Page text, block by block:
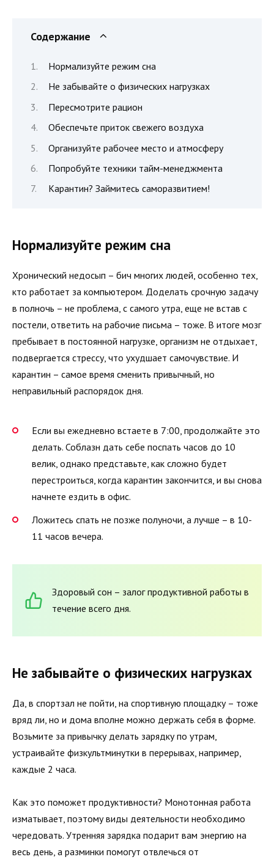
Содержание
Нормализуйте режим сна
Не забывайте о физических нагрузках
Пересмотрите рацион
Обеспечьте приток свежего воздуха
Организуйте рабочее место и атмосферу
Попробуйте техники тайм-менеджмента
Карантин? Займитесь саморазвитием!
Нормализуйте режим сна
Хронический недосып – бич многих людей, особенно тех,
кто работает за компьютером. Доделать срочную задачу
в полночь – не проблема, с самого утра, еще не встав с
постели, ответить на рабочие письма – тоже. В итоге мозг
пребывает в постоянной нагрузке, организм не отдыхает,
подвергается стрессу, что ухудшает самочувствие. И
карантин – самое время сменить привычный, но
неправильный распорядок дня.
Если вы ежедневно встаете в 7:00, продолжайте это
делать. Соблазн дать себе поспать часов до 10
велик, однако представьте, как сложно будет
перестроиться, когда карантин закончится, и вы снова
начнете ездить в офис.
Ложитесь спать не позже полуночи, а лучше – в 10-
11 часов вечера.
Здоровый сон – залог продуктивной работы в
течение всего дня.
Не забывайте о физических нагрузках
Да, в спортзал не пойти, на спортивную площадку – тоже
вряд ли, но и дома вполне можно держать себя в форме.
Возьмите за привычку делать зарядку по утрам,
устраивайте физкультминутки в перерывах, например,
каждые 2 часа.
Как это поможет продуктивности? Монотонная работа
изматывает, поэтому виды деятельности необходимо
чередовать. Утренняя зарядка подарит вам энергию на
весь день, а разминки помогут отвлечься от